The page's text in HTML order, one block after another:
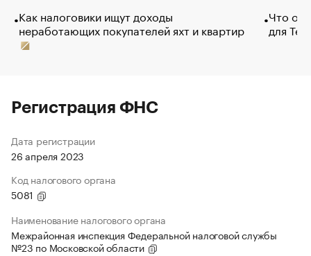
Как налоговики ищут доходы
неработающих покупателей яхт и квартир
Что
для
Регистрация ФНС
Дата регистрации
26 апреля 2023
Код налогового органа
5081
Наименование налогового органа
Межрайонная инспекция Федеральной налоговой службы
№23 по Московской области